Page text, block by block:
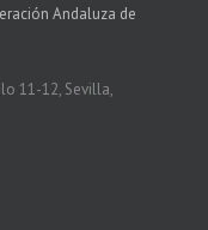
Andaluza de
11-12, Sevilla,